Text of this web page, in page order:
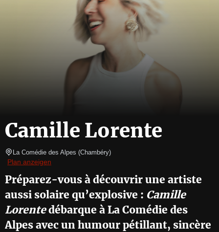
Camille Lorente
La Comédie des Alpes (Chambéry)
Plan anzeigen
Préparez-vous à découvrir une artiste
aussi solaire qu’explosive : Camille
Lorentedébarque à La Comédie des
Alpes avec un humour pétillant, sincère